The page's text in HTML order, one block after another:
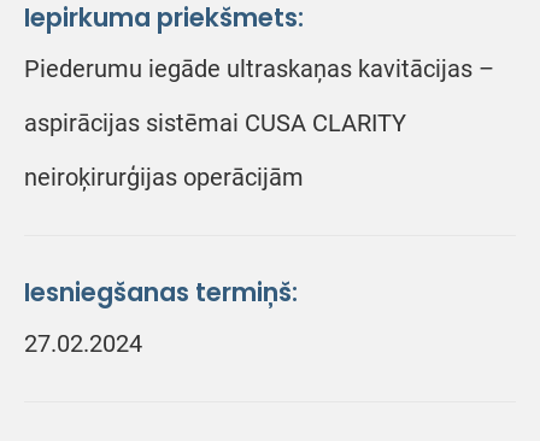
Iepirkuma priekšmets:
Piederumu iegāde ultraskaņas kavitācijas –
aspirācijas sistēmai CUSA CLARITY
neiroķirurģijas operācijām
Iesniegšanas termiņš:
27.02.2024